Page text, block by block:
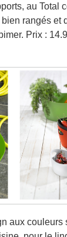
au Total
rangés et
Prix :
aux couleurs